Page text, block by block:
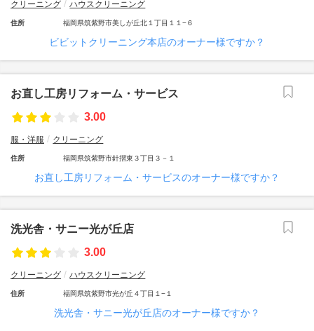
クリーニング ハウスクリーニング
住所 福岡県筑紫野市美しが丘北１丁目１１−６
ビビットクリーニング本店のオーナー様ですか？
お直し工房リフォーム・サービス
3.00
服・洋服 クリーニング
住所 福岡県筑紫野市針摺東３丁目３－１
お直し工房リフォーム・サービスのオーナー様ですか？
洗光舎・サニー光が丘店
3.00
クリーニング ハウスクリーニング
住所 福岡県筑紫野市光が丘４丁目１−１
洗光舎・サニー光が丘店のオーナー様ですか？